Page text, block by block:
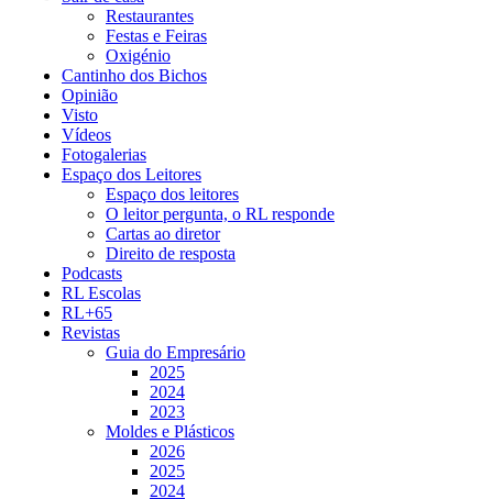
Restaurantes
Festas e Feiras
Oxigénio
Cantinho dos Bichos
Opinião
Visto
Vídeos
Fotogalerias
Espaço dos Leitores
Espaço dos leitores
O leitor pergunta, o RL responde
Cartas ao diretor
Direito de resposta
Podcasts
RL Escolas
RL+65
Revistas
Guia do Empresário
2025
2024
2023
Moldes e Plásticos
2026
2025
2024